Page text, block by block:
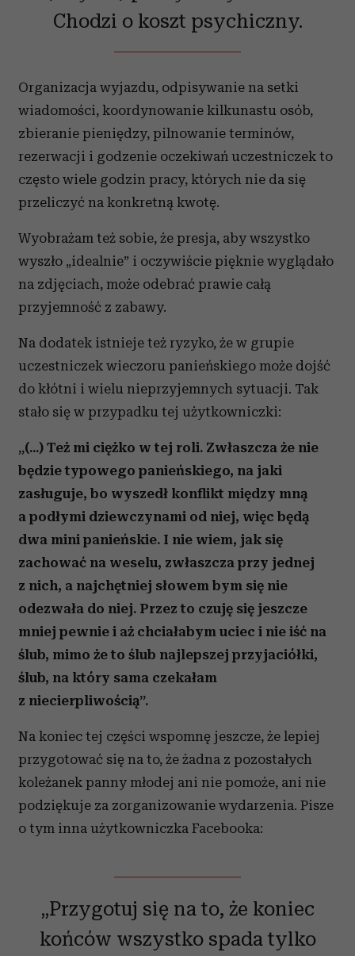
Chodzi o koszt psychiczny.
Organizacja wyjazdu, odpisywanie na setki
wiadomości, koordynowanie kilkunastu osób,
zbieranie pieniędzy, pilnowanie terminów,
rezerwacji i godzenie oczekiwań uczestniczek to
często wiele godzin pracy, których nie da się
przeliczyć na konkretną kwotę.
Wyobrażam też sobie, że presja, aby wszystko
wyszło „idealnie” i oczywiście pięknie wyglądało
na zdjęciach, może odebrać prawie całą
przyjemność z zabawy.
Na dodatek istnieje też ryzyko, że w grupie
uczestniczek wieczoru panieńskiego może dojść
do kłótni i wielu nieprzyjemnych sytuacji. Tak
stało się w przypadku tej użytkowniczki:
„(...) Też mi ciężko w tej roli. Zwłaszcza że nie
będzie typowego panieńskiego, na jaki
zasługuje, bo wyszedł konflikt między mną
a podłymi dziewczynami od niej, więc będą
dwa mini panieńskie. I nie wiem, jak się
zachować na weselu, zwłaszcza przy jednej
z nich, a najchętniej słowem bym się nie
odezwała do niej. Przez to czuję się jeszcze
mniej pewnie i aż chciałabym uciec i nie iść na
ślub, mimo że to ślub najlepszej przyjaciółki,
ślub, na który sama czekałam
z niecierpliwością”.
Na koniec tej części wspomnę jeszcze, że lepiej
przygotować się na to, że żadna z pozostałych
koleżanek panny młodej ani nie pomoże, ani nie
podziękuje za zorganizowanie wydarzenia. Pisze
o tym inna użytkowniczka Facebooka:
„Przygotuj się na to, że koniec
końców wszystko spada tylko